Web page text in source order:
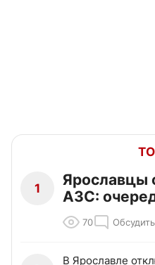
1
Ярославцы
АЗС:
70 Обсудить
В Ярославле